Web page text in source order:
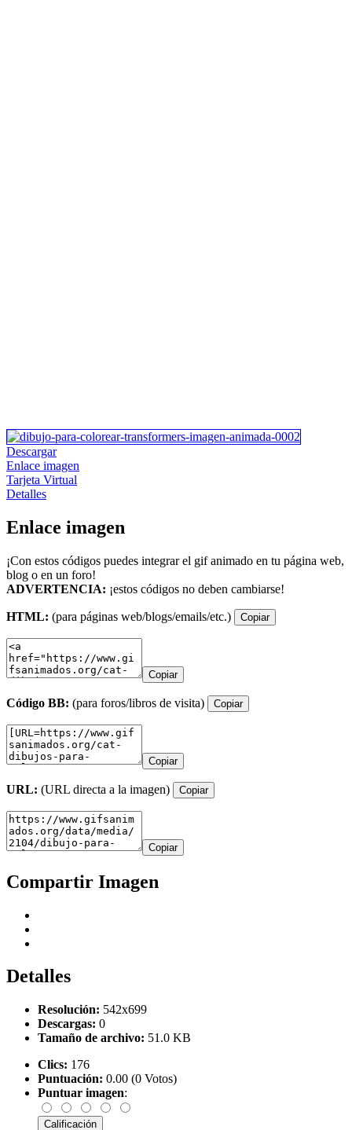
Descargar
Enlace imagen
Tarjeta Virtual
Detalles
Enlace imagen
¡Con estos códigos puedes integrar el gif animado en tu página web,
blog o en un foro!
ADVERTENCIA: ¡estos códigos no deben cambiarse!
HTML: (para páginas web/blogs/emails/etc.) Copiar
Copiar
Código BB: (para foros/libros de visita) Copiar
Copiar
URL: (URL directa a la imagen) Copiar
Copiar
Compartir Imagen
Detalles
Resolución: 542x699
Descargas: 0
Tamaño de archivo: 51.0 KB
Clics: 176
Puntuación: 0.00 (0 Votos)
Puntuar imagen: